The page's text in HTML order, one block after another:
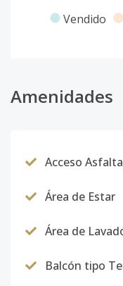
Vendido
Amenidades
Acceso
Área de Estar
Área de
Balcón tipo